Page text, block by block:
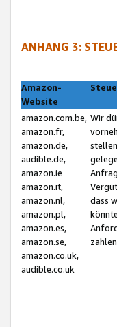
ANHANG 3:
Amazon-
Website
amazon.com.be,
amazon.fr,
amazon.de,
audible.de,
amazon.ie
amazon.it,
amazon.nl,
amazon.pl,
amazon.es,
amazon.se,
amazon.co.uk,
audible.co.uk
Wir
dass